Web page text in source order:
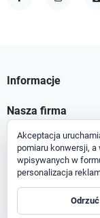
Informacje
Nasza firma
Twoje konto
Informacja o
Akceptacja
pomiaru konwersji, a
wpisywanych w
personalizacja
Odrzuć